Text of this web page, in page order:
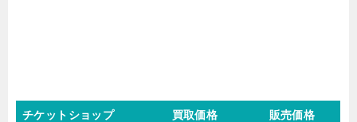
チケットショップ 買取価格 販売価格